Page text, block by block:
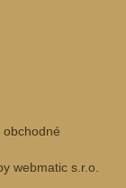
webmatic s.r.o.